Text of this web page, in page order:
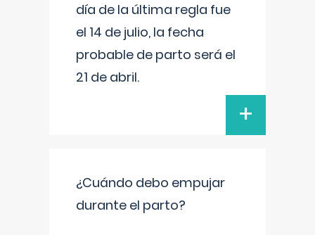
día de la última regla fue
el 14 de julio, la fecha
probable de parto será el
21 de abril.
+
¿Cuándo debo empujar
durante el parto?